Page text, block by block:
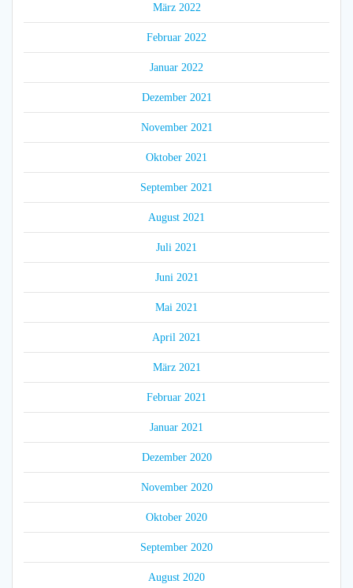
März 2022
Februar 2022
Januar 2022
Dezember 2021
November 2021
Oktober 2021
September 2021
August 2021
Juli 2021
Juni 2021
Mai 2021
April 2021
März 2021
Februar 2021
Januar 2021
Dezember 2020
November 2020
Oktober 2020
September 2020
August 2020